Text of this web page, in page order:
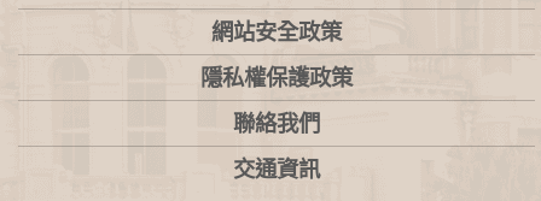
網站安全政策
隱私權保護政策
聯絡我們
交通資訊